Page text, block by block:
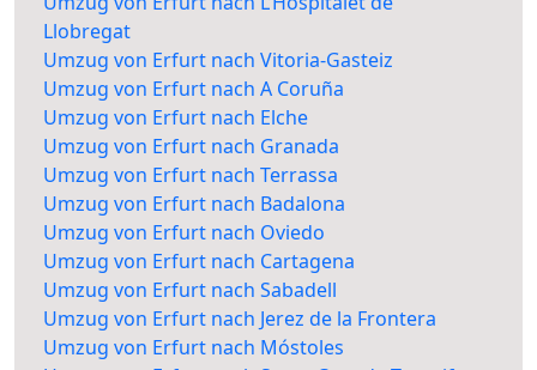
Llobregat
Umzug von Erfurt nach Vitoria-Gasteiz
Umzug von Erfurt nach A Coruña
Umzug von Erfurt nach Elche
Umzug von Erfurt nach Granada
Umzug von Erfurt nach Terrassa
Umzug von Erfurt nach Badalona
Umzug von Erfurt nach Oviedo
Umzug von Erfurt nach Cartagena
Umzug von Erfurt nach Sabadell
Umzug von Erfurt nach Jerez de la Frontera
Umzug von Erfurt nach Móstoles